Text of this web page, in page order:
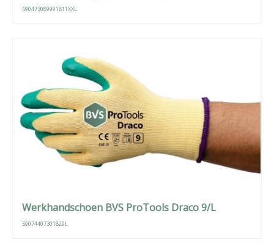
590473089991811XXL
Werkhandschoen BVS ProTools Draco 9/L
59074407301829L